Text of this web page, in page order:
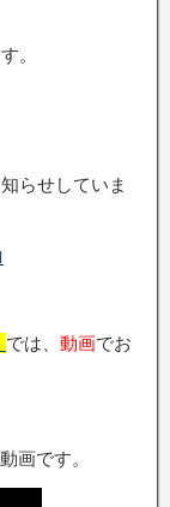
。
らせしていま
では、 動画でお
画です。